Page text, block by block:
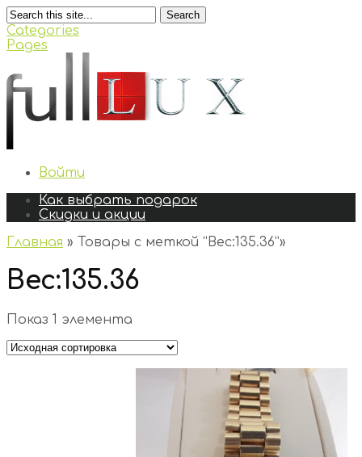
Search
Categories
Pages
Войти
Как выбрать подарок
Скидки и акции
Главная » Товары с меткой “Вес:135.36”»
Вес:135.36
Показ 1 элемента